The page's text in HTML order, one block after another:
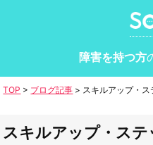
障害を持つ方
TOP > ブログ記事 > スキルアップ・
スキルアップ・ス